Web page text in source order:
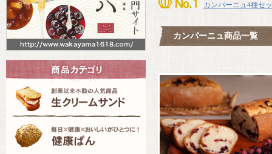
カンパーニュ4種セ
カンパーニュ商品一覧